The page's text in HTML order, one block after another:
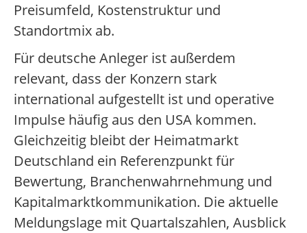
Preisumfeld, Kostenstruktur und
Standortmix ab.
Für deutsche Anleger ist außerdem
relevant, dass der Konzern stark
international aufgestellt ist und operative
Impulse häufig aus den USA kommen.
Gleichzeitig bleibt der Heimatmarkt
Deutschland ein Referenzpunkt für
Bewertung, Branchenwahrnehmung und
Kapitalmarktkommunikation. Die aktuelle
Meldungslage mit Quartalszahlen, Ausblick